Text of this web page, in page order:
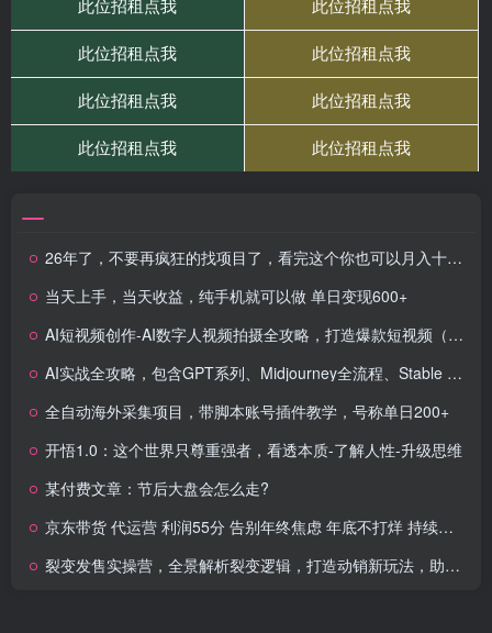
26年了，不要再疯狂的找项目了，看完这个你也可以月入十个W
当天上手，当天收益，纯手机就可以做 单日变现600+
AI短视频创作-AI数字人视频拍摄全攻略，打造爆款短视频（无水印课程）
AI实战全攻略，包含GPT系列、Midjourney全流程、Stable Diffusion深度教学
全自动海外采集项目，带脚本账号插件教学，号称单日200+
开悟1.0：这个世界只尊重强者，看透本质-了解人性-升级思维
某付费文章：节后大盘会怎么走?
京东带货 代运营 利润55分 告别年终焦虑 年底不打烊 持续现金流
裂变发售实操营，全景解析裂变逻辑，打造动销新玩法，助力私域流量引爆